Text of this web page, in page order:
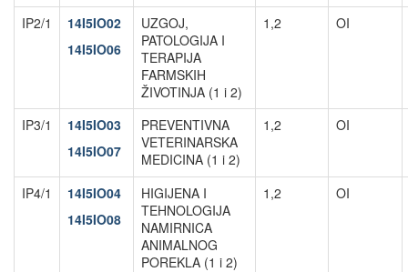
IP2/1
14I5IO02
14I5IO06
UZGOJ,
PATOLOGIJA I
TERAPIJA
FARMSKIH
ŽIVOTINJA (1 i 2)
1,2 OI
IP3/1
14I5IO03
14I5IO07
PREVENTIVNA
VETERINARSKA
MEDICINA (1 i 2)
1,2 OI
IP4/1
14I5IO04
14I5IO08
HIGIJENA I
TEHNOLOGIJA
NAMIRNICA
ANIMALNOG
POREKLA (1 i 2)
1,2 OI